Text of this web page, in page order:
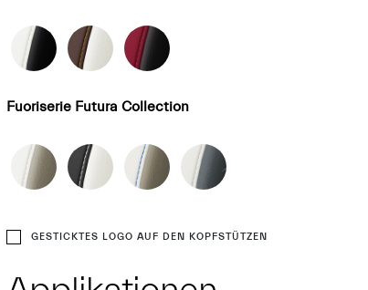
Fuoriserie Futura Collection
GESTICKTES LOGO AUF DEN KOPFSTÜTZEN